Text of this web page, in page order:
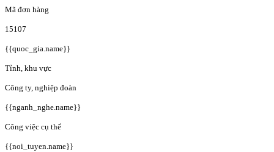
Mã đơn hàng
15107
{{quoc_gia.name}}
Tỉnh, khu vực
Công ty, nghiệp đoàn
{{nganh_nghe.name}}
Công việc cụ thể
{{noi_tuyen.name}}